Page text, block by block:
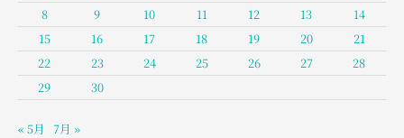
8
9 10 11 12 13
14
15
16 17 18 19 20
21
22
23 24 25 26 27
28
29
30
« 5月 7月 »